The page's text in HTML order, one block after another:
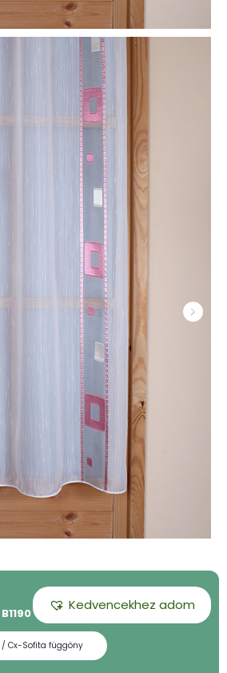
Kedvencekhez adom
B1190 - 180
/ Cx-Sofita függöny